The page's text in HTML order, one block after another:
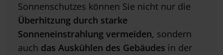
Sonnenschutzes können Sie nicht nur die
Überhitzung durch starke
Sonneneinstrahlung vermeiden, sondern
auch das Auskühlen des Gebäudes in der